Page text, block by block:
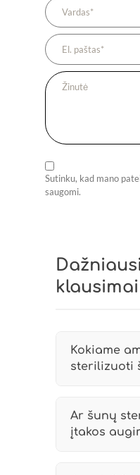
Sutinku, kad mano
saugomi.
klausimai
Kokiame
sterilizuoti
ar
augintinio
Ar šunų
įtakos